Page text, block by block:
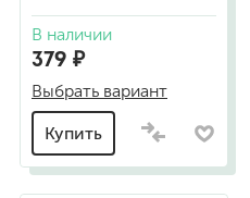
В наличии
379 ₽
Выбрать вариант
Купить